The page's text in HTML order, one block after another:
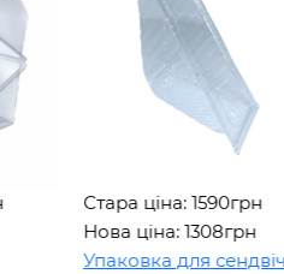
Стара ціна: 1590грн
Нова ціна: 1308грн
Упаковка для сендвіча